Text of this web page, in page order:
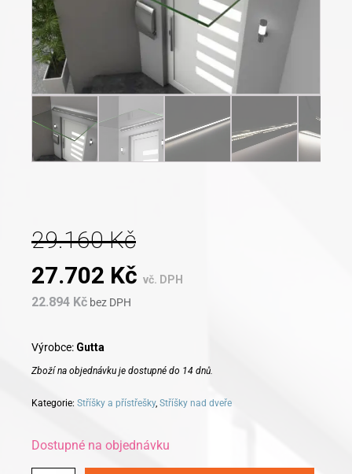
29.160Kč
Original
price
was:
29.160 Kč.
27.702 Kč Current
27.702 Kč.
vč. DPH
22.894 Kč bez DPH
Výrobce: Gutta
Zboží na objednávku je dostupné do 14 dnů.
Kategorie: Stříšky a přístřešky, Stříšky nad dveře
Dostupné na objednávku